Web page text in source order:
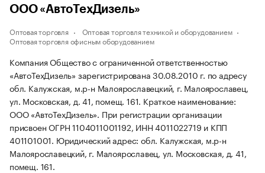
ООО «АвтоТехДизель»
Оптовая торговля
Оптовая торговля техникой и оборудованием
Оптовая торговля офисным оборудованием
Компания Общество с ограниченной ответственностью
«АвтоТехДизель» зарегистрирована 30.08.2010 г. по адресу
обл. Калужская, м.р-н Малоярославецкий, г. Малоярославец,
ул. Московская, д. 41, помещ. 161. Краткое наименование:
ООО «АвтоТехДизель». При регистрации организации
присвоен ОГРН 1104011001192, ИНН 4011022719 и КПП
401101001. Юридический адрес: обл. Калужская, м.р-н
Малоярославецкий, г. Малоярославец, ул. Московская, д. 41,
помещ. 161.